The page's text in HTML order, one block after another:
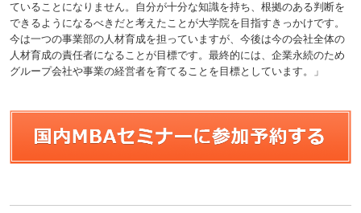
ていることになりません。自分が十分な知識を持ち、根拠のある判断を
できるようになるべきだと考えたことが大学院を目指すきっかけです。
今は一つの事業部の人材育成を担っていますが、今後は今の会社全体の
人材育成の責任者になることが目標です。最終的には、企業永続のため
グループ会社や事業の経営者を育てることを目標としています。」